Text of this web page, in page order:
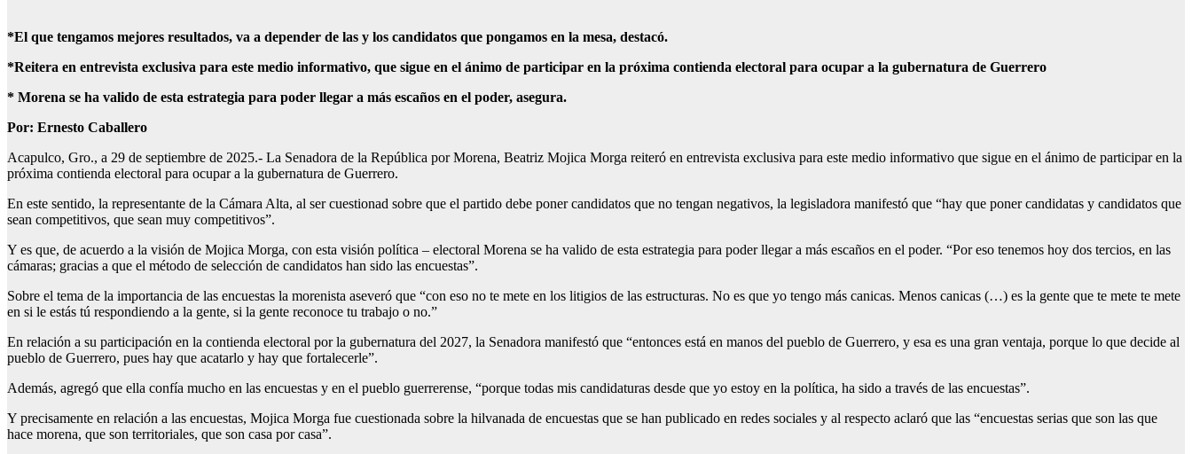
*El que tengamos mejores resultados, va a depender de las y los candidatos que pongamos en la mesa, destacó.
*Reitera en entrevista exclusiva para este medio informativo, que sigue en el ánimo de participar en la próxima contienda electoral para ocupar a la gubernatura de Guerrero
* Morena se ha valido de esta estrategia para poder llegar a más escaños en el poder, asegura.
Por: Ernesto Caballero
Acapulco, Gro., a 29 de septiembre de 2025.- La Senadora de la República por Morena, Beatriz Mojica Morga reiteró en entrevista exclusiva para este medio informativo que sigue en el ánimo de participar en la
próxima contienda electoral para ocupar a la gubernatura de Guerrero.
En este sentido, la representante de la Cámara Alta, al ser cuestionad sobre que el partido debe poner candidatos que no tengan negativos, la legisladora manifestó que “hay que poner candidatas y candidatos que
sean competitivos, que sean muy competitivos”.
Y es que, de acuerdo a la visión de Mojica Morga, con esta visión política – electoral Morena se ha valido de esta estrategia para poder llegar a más escaños en el poder. “Por eso tenemos hoy dos tercios, en las
cámaras; gracias a que el método de selección de candidatos han sido las encuestas”.
Sobre el tema de la importancia de las encuestas la morenista aseveró que “con eso no te mete en los litigios de las estructuras. No es que yo tengo más canicas. Menos canicas (…) es la gente que te mete te mete
en si le estás tú respondiendo a la gente, si la gente reconoce tu trabajo o no.”
En relación a su participación en la contienda electoral por la gubernatura del 2027, la Senadora manifestó que “entonces está en manos del pueblo de Guerrero, y esa es una gran ventaja, porque lo que decide al
pueblo de Guerrero, pues hay que acatarlo y hay que fortalecerle”.
Además, agregó que ella confía mucho en las encuestas y en el pueblo guerrerense, “porque todas mis candidaturas desde que yo estoy en la política, ha sido a través de las encuestas”.
Y precisamente en relación a las encuestas, Mojica Morga fue cuestionada sobre la hilvanada de encuestas que se han publicado en redes sociales y al respecto aclaró que las “encuestas serias que son las que
hace morena, que son territoriales, que son casa por casa”.